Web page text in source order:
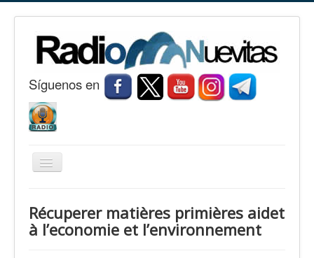
Síguenos en
Cambiar
Nuevitas
Récuperer matières primières aidet
à l’economie et l’environnement